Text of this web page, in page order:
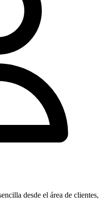
desde el área de clientes,